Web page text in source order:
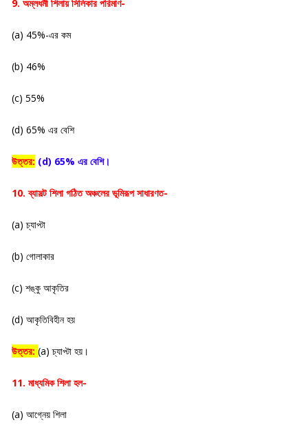
9. অম্লধর্মী শিলায় সিলিকার পরিমাণ-
(a) 45%-এর কম
(b) 46%
(c) 55%
(d) 65% এর বেশি
উত্তর: (d) 65% এর বেশি।
10. ব্যাসল্ট শিলা গঠিত অঞ্চলের ভূমিরূপ সাধারণত-
(a) চ্যাপ্টা
(b) গোলাকার
(c) শঙ্কু আকৃতির
(d) আকৃতিবিহীন হয়
উত্তর: (a) চ্যাপ্টা হয়।
11. মাধ্যমিক শিলা হল-
(a) আগ্নেয় শিলা